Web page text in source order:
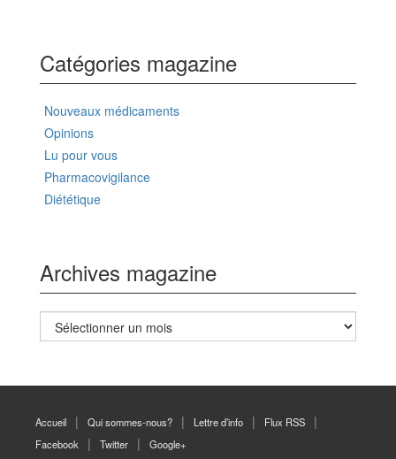
Catégories magazine
Nouveaux médicaments
Opinions
Lu pour vous
Pharmacovigilance
Diététique
Archives magazine
Archives
magazine
Accueil Qui sommes-nous? Lettre d’info
Flux RSS
Facebook
Twitter Google+